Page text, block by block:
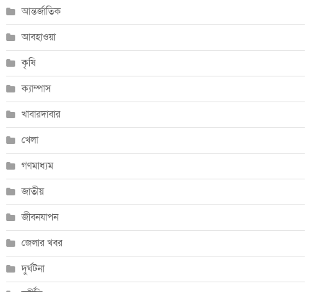
আন্তর্জাতিক
আবহাওয়া
কৃষি
ক্যাম্পাস
খাবারদাবার
খেলা
গণমাধ্যম
জাতীয়
জীবনযাপন
জেলার খবর
দুর্ঘটনা